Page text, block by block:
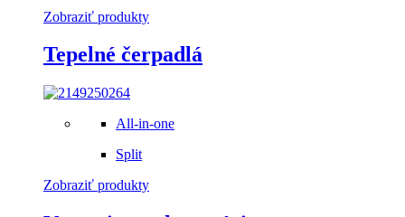
Zobraziť produkty
Tepelné čerpadlá
All-in-one
Split
Zobraziť produkty